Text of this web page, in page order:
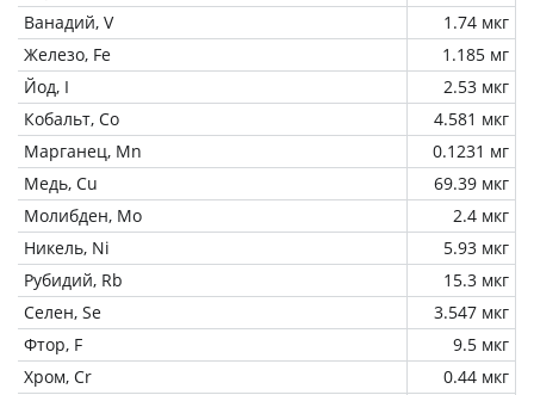
Ванадий, V
1.74 мкг
Железо, Fe
1.185 мг
Йод, I
2.53 мкг
Кобальт, Co
4.581 мкг
Марганец, Mn
0.1231 мг
Медь, Cu
69.39 мкг
Молибден, Mo
2.4 мкг
Никель, Ni
5.93 мкг
Рубидий, Rb
15.3 мкг
Селен, Se
3.547 мкг
Фтор, F
9.5 мкг
Хром, Cr
0.44 мкг